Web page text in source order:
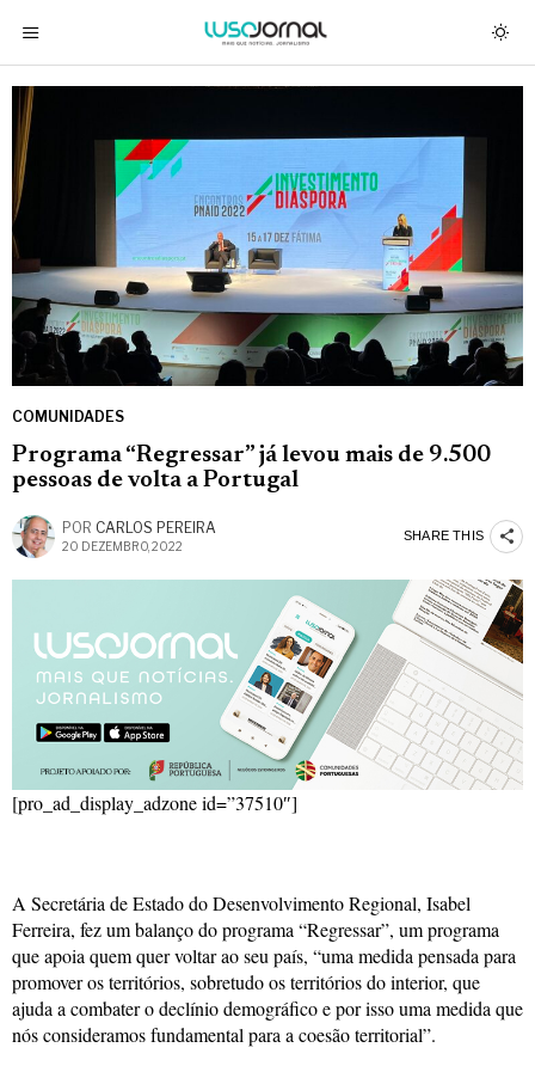
COMUNIDADES
Programa “Regressar” já levou mais de 9.500
pessoas de volta a Portugal
POR CARLOS PEREIRA
20 DEZEMBRO, 2022
SHARE THIS
[pro_ad_display_adzone id=”37510″]
A Secretária de Estado do Desenvolvimento Regional, Isabel
Ferreira, fez um balanço do programa “Regressar”, um programa
que apoia quem quer voltar ao seu país, “uma medida pensada para
promover os territórios, sobretudo os territórios do interior, que
ajuda a combater o declínio demográfico e por isso uma medida que
nós consideramos fundamental para a coesão territorial”.